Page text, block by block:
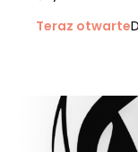
Teraz otwarte